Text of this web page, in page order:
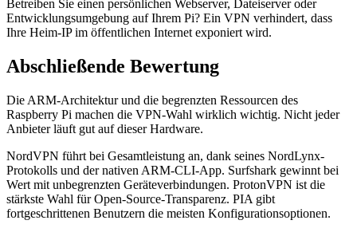
Betreiben Sie einen persönlichen Webserver, Dateiserver oder
Entwicklungsumgebung auf Ihrem Pi? Ein VPN verhindert, dass
Ihre Heim-IP im öffentlichen Internet exponiert wird.
Abschließende Bewertung
Die ARM-Architektur und die begrenzten Ressourcen des
Raspberry Pi machen die VPN-Wahl wirklich wichtig. Nicht jeder
Anbieter läuft gut auf dieser Hardware.
NordVPN führt bei Gesamtleistung an, dank seines NordLynx-
Protokolls und der nativen ARM-CLI-App. Surfshark gewinnt bei
Wert mit unbegrenzten Geräteverbindungen. ProtonVPN ist die
stärkste Wahl für Open-Source-Transparenz. PIA gibt
fortgeschrittenen Benutzern die meisten Konfigurationsoptionen.